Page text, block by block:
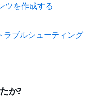
ツを作成する
ラブルシューティング
か?